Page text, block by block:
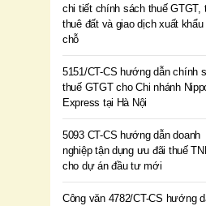
chi tiết chính sách thuế GTGT,
thuê đất và giao dịch xuất khẩu
chỗ
5151/CT-CS hướng dẫn chính
thuế GTGT cho Chi nhánh
Express tại Hà Nội
5093 CT-CS hướng dẫn doanh
nghiệp tận dụng ưu đãi thuế
cho dự án đầu tư mới
Công văn 4782/CT-CS hướng